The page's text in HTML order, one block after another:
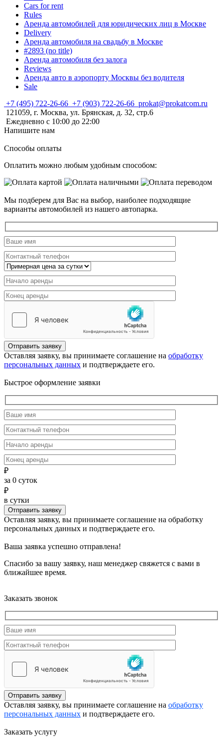
Cars for rent
Rules
Аренда автомобилей для юридических лиц в Москве
Delivery
Аренда автомобиля на свадьбу в Москве
#2893 (no title)
Аренда автомобиля без залога
Reviews
Аренда авто в аэропорту Москвы без водителя
Sale
+7 (495) 722-26-66 +7 (903) 722-26-66 prokat@prokatcom.ru
121059, г. Москва, ул. Брянская, д. 32, стр.6
Ежедневно с 10:00 до 22:00
Напишите нам
Способы оплаты
Оплатить можно любым удобным способом:
Мы подберем для Вас на выбор, наиболее подходящие
варианты автомобилей из нашего автопарка.
Отправить заявку
Оставляя заявку, вы принимаете соглашение на обработку
персональных данных и подтверждаете его.
Быстрое оформление заявки
₽
за 0 суток
₽
в сутки
Отправить заявку
Оставляя заявку, вы принимаете соглашение на обработку
персональных данных и подтверждаете его.
Ваша заявка успешно отправлена!
Спасибо за вашу заявку, наш менеджер свяжется с вами в
ближайшее время.
Заказать звонок
Отправить заявку
Оставляя заявку, вы принимаете соглашение на обработку
персональных данных и подтверждаете его.
Заказать услугу